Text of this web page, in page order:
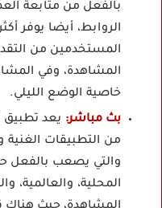
بالفعل من متابعة
الروابط، أيضا يوفر
المستخدمين من
المشاهدة، وفي
خاصية الوضع الليلي.
بث مباشر:
من التطبيقات الغنية
والتي يصعب بالفعل
المحلية، والعالمية،